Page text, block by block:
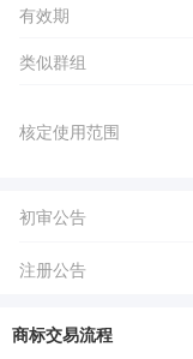
有效期
类似群组
核定使用范围
初审公告
注册公告
商标交易流程